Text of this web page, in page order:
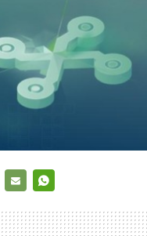
MAIL